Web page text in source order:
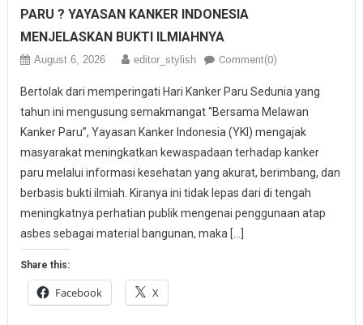
PARU ? YAYASAN KANKER INDONESIA
MENJELASKAN BUKTI ILMIAHNYA
August 6, 2026 editor_stylish Comment(0)
Bertolak dari memperingati Hari Kanker Paru Sedunia yang
tahun ini mengusung semakmangat “Bersama Melawan
Kanker Paru”, Yayasan Kanker Indonesia (YKI) mengajak
masyarakat meningkatkan kewaspadaan terhadap kanker
paru melalui informasi kesehatan yang akurat, berimbang, dan
berbasis bukti ilmiah. Kiranya ini tidak lepas dari di tengah
meningkatnya perhatian publik mengenai penggunaan atap
asbes sebagai material bangunan, maka […]
Share this:
Facebook X